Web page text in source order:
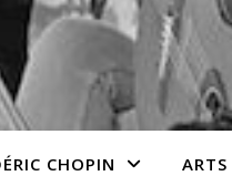
CHOPIN ARTS